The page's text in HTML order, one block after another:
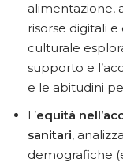
alimentazione,
risorse digitali
culturale
supporto e
e le abitudini
L’equità
sanitari,
demografiche